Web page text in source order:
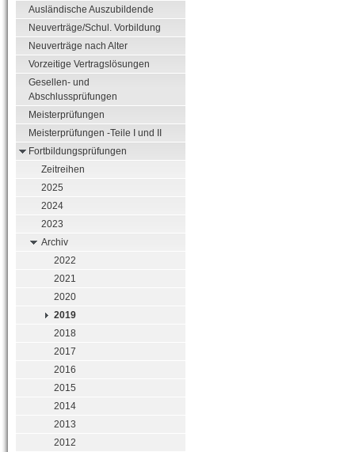
Ausländische Auszubildende
Neuverträge/Schul. Vorbildung
Neuverträge nach Alter
Vorzeitige Vertragslösungen
Gesellen- und
Abschlussprüfungen
Meisterprüfungen
Meisterprüfungen -Teile I und II
Fortbildungsprüfungen
Zeitreihen
2025
2024
2023
Archiv
2022
2021
2020
2019
2018
2017
2016
2015
2014
2013
2012